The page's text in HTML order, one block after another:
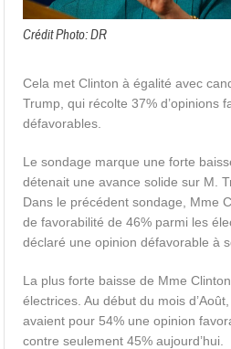
Crédit Photo: DR
Cela met Clinton à égalité avec
Trump, qui récolte 37% d’opinions
défavorables.
Le sondage marque une forte
détenait une avance solide sur M.
Dans le précédent sondage, Mme
de favorabilité de 46% parmi les
déclaré une opinion défavorable à
La plus forte baisse de Mme
électrices. Au début du mois
avaient pour 54% une opinion
contre seulement 45% aujourd’hui.